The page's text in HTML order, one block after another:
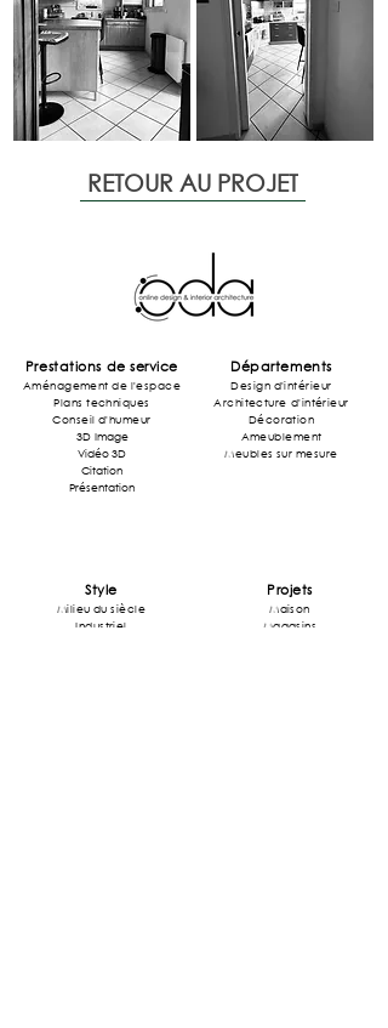
RETOUR AU PROJET
Prestations de service
Aménagement de l'espace
Plans techniques
Conseil d'humeur
3D Image
Vidéo 3D
Citation
Présentation
Départements
Design d'intérieur
Architecture d'intérieur
Décoration
Ameublement
Meubles sur mesure
Style
Milieu du siècle
Industriel
Projets
Maison
Magasins